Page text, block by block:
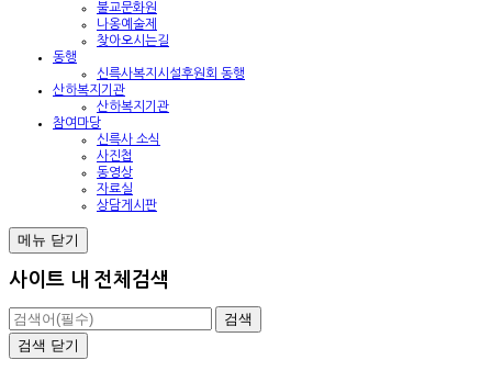
불교문화원
나옹예술제
찾아오시는길
동행
신륵사복지시설후원회 동행
산하복지기관
산하복지기관
참여마당
신륵사 소식
사진첩
동영상
자료실
상담게시판
메뉴 닫기
사이트 내 전체검색
검색 닫기